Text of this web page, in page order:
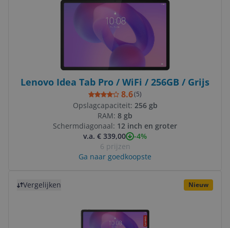
Lenovo Idea Tab Pro / WiFi / 256GB / Grijs
8.6(5)
Opslagcapaciteit: 256 gb
RAM: 8 gb
Schermdiagonaal: 12 inch en groter
v.a. € 339,00
-4%
6 prijzen
Ga naar goedkoopste
Vergelijken Nieuw